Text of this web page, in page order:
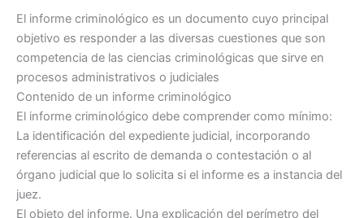
El informe criminológico es un documento cuyo principal
objetivo es responder a las diversas cuestiones que son
competencia de las ciencias criminológicas que sirve en
procesos administrativos o judiciales
Contenido de un informe criminológico
El informe criminológico debe comprender como mínimo:
La identificación del expediente judicial, incorporando
referencias al escrito de demanda o contestación o al
órgano judicial que lo solicita si el informe es a instancia del
juez.
El objeto del informe. Una explicación del perímetro del